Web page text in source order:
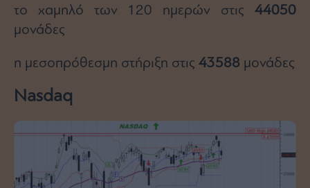
το χαμηλό των 120 ημερών στις 44050
μονάδες
η μεσοπρόθεσμη στήριξη στις 43588 μονάδες
Nasdaq